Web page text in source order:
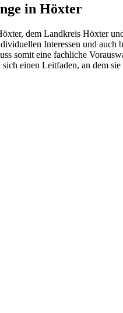
in Höxter
dem Landkreis Höxter
Interessen und
somit eine fachliche
einen Leitfaden, an dem